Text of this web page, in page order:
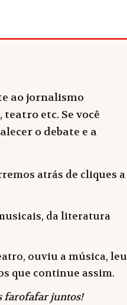
ao jornalismo
etc. Se você
o debate e a
atrás de cliques a
da literatura
ouviu a música, leu
que continue assim.
farofafar juntos!